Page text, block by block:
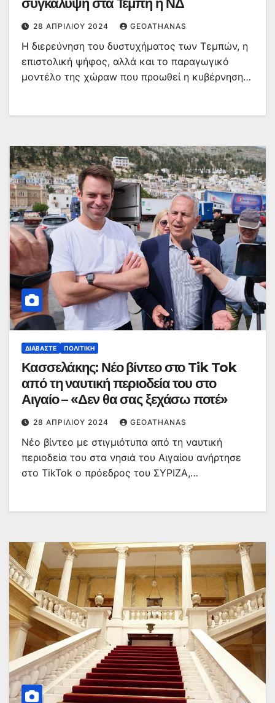
συγκάλυψη στα Τέμπη η ΝΔ
28 ΑΠΡΙΛΊΟΥ 2024 GEOATHANAS
Η διερεύνηση του δυστυχήματος των Τεμπών, η
επιστολική ψήφος, αλλά και το παραγωγικό
μοντέλο της χώραw που προωθεί η κυβέρνηση…
ΔΙΑΒΆΣΤΕ ΠΟΛΙΤΙΚΉ
Κασσελάκης: Νέο βίντεο στο Tik Tok
από τη ναυτική περιοδεία του στο
Αιγαίο – «Δεν θα σας ξεχάσω ποτέ»
28 ΑΠΡΙΛΊΟΥ 2024 GEOATHANAS
Νέο βίντεο με στιγμιότυπα από τη ναυτική
περιοδεία του στα νησιά του Αιγαίου ανήρτησε
στο TikTok ο πρόεδρος του ΣΥΡΙΖΑ,…